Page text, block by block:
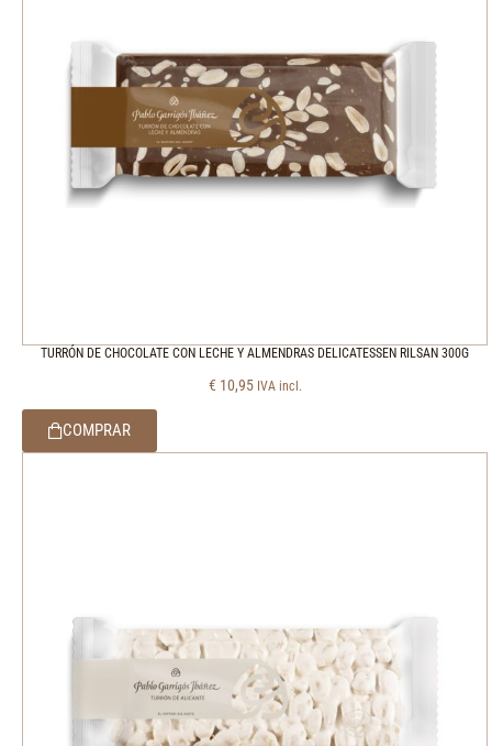
TURRÓN DE CHOCOLATE CON LECHE Y ALMENDRAS DELICATESSEN RILSAN 300G
€ 10,95 IVA incl.
COMPRAR